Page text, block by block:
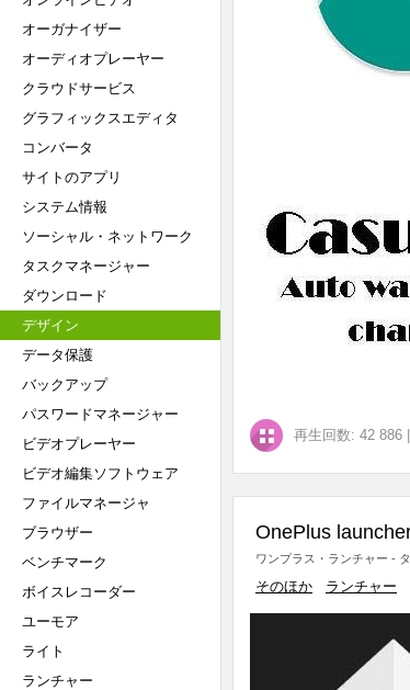
オーガナイザー
オーディオプレーヤー
クラウドサービス
グラフィックスエディタ
コンバータ
サイトのアプリ
システム情報
ソーシャル・ネットワーク
タスクマネージャー
ダウンロード
デザイン
データ保護
バックアップ
パスワードマネージャー
ビデオプレーヤー
ビデオ編集ソフトウェア
ファイルマネージャ
ブラウザー
ベンチマーク
ボイスレコーダー
ユーモア
ライト
ランチャー
再生回数: 42 886
OnePlus
ワンプラス・ランチャー -
そのほか ランチャー